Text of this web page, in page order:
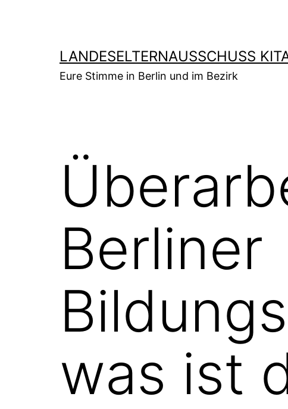
LANDESELTERNAUSSCHUSS
Eure Stimme in Berlin und im Bezirk
Berliner
was ist